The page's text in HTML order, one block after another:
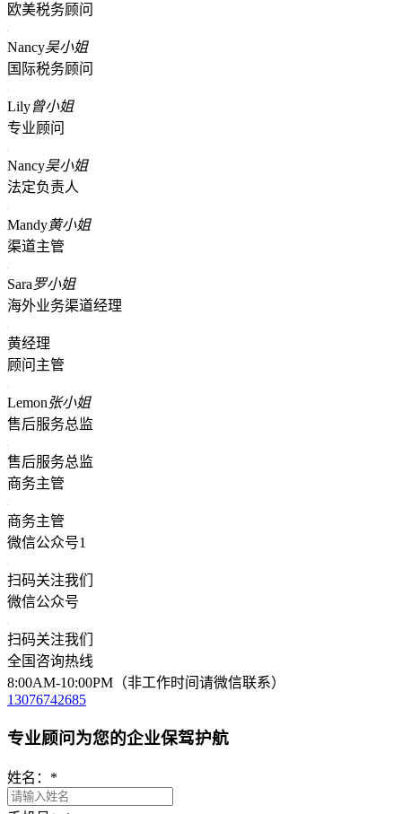
欧美税务顾问
Nancy吴小姐
国际税务顾问
Lily曾小姐
专业顾问
Nancy吴小姐
法定负责人
Mandy黄小姐
渠道主管
Sara罗小姐
海外业务渠道经理
黄经理
顾问主管
Lemon张小姐
售后服务总监
售后服务总监
商务主管
商务主管
微信公众号1
扫码关注我们
微信公众号
扫码关注我们
全国咨询热线
8:00AM-10:00PM（非工作时间请微信联系）
13076742685
专业顾问为您的企业保驾护航
姓名： *